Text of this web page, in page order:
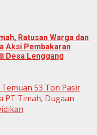
Ratusan Warga dan
Aksi Pembakaran
Desa Lenggang
53 Ton Pasir
PT Timah, Dugaan